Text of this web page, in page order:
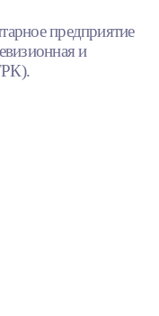
предприятие
и